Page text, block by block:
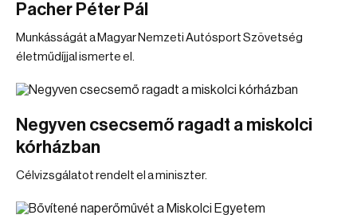
Pacher Péter Pál
Munkásságát a Magyar Nemzeti Autósport Szövetség
életműdíjjal ismerte el.
Negyven csecsemő ragadt a miskolci
kórházban
Célvizsgálatot rendelt el a miniszter.